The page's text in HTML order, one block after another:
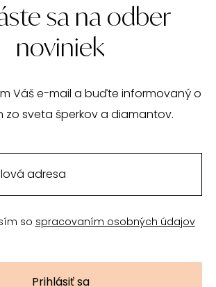
sa na odber
noviniek
Váš e-mail a buďte informovaný o
zo sveta šperkov a diamantov.
so spracovaním osobných údajov
Prihlásiť sa